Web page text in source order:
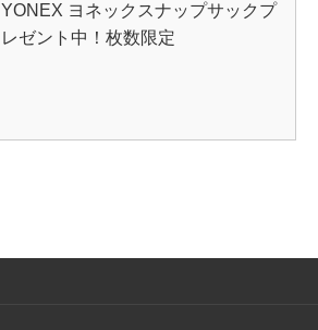
YONEX ヨネックスナップサックプ
レゼント中！枚数限定